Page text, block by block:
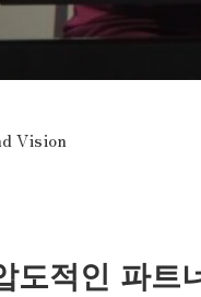
Vision
도적인 파트